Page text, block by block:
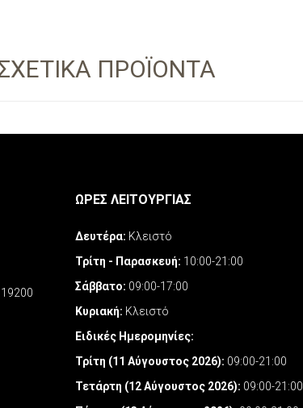
ΠΡΟΪΟΝΤΑ
19200
ΩΡΕΣ ΛΕΙΤΟΥΡΓΙΑΣ
Δευτέρα: Κλειστό
Τρίτη - Παρασκευή: 10:00-21:00
Σάββατο: 09:00-17:00
Κυριακή: Κλειστό
Ειδικές Ημερομηνίες:
Τρίτη (11 Αύγουστος 2026): 09:00-21:00
Τετάρτη (12 Αύγουστος 2026): 09:00-21:00